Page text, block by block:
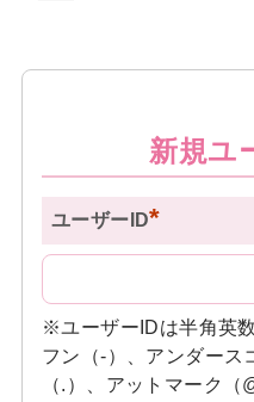
新規ユ
ユーザーID*
※ユーザーIDは半角英
フン（-）、アンダース
（.）、アットマーク